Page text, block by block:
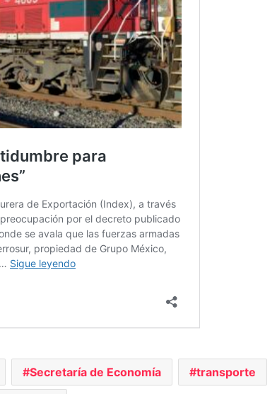
Secretaría de Economía transporte